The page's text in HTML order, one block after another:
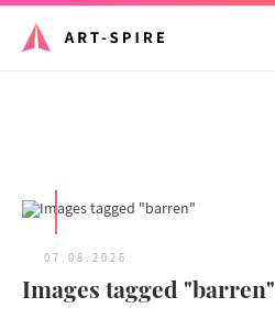
07.08.2026
Images tagged "barren"